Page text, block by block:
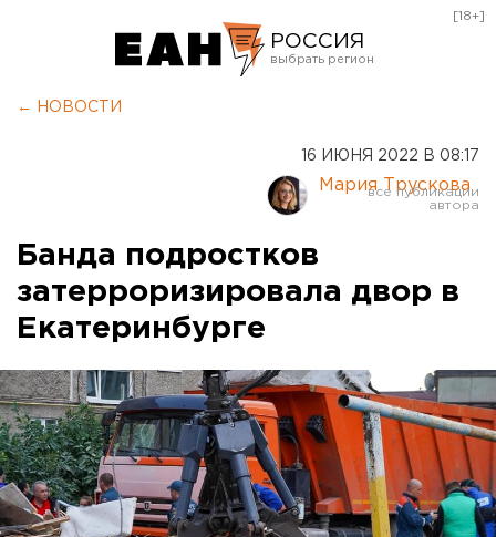
РОССИЯ
Курган
Оренбург
[18+]
← НОВОСТИ
16 ИЮНЯ 2022 В 08:17
Мария Трускова
Банда подростков
затерроризировала двор в
Екатеринбурге